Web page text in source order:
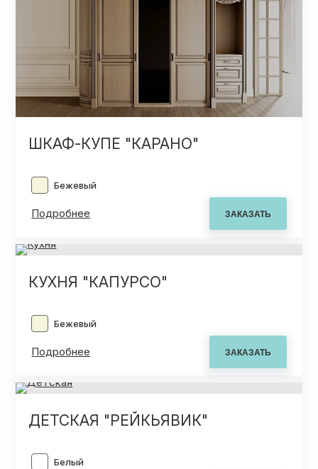
ШКАФ-КУПЕ "КАРАНО"
Бежевый
Подробнее
КУХНЯ "КАПУРСО"
Бежевый
Подробнее
ДЕТСКАЯ "РЕЙКЬЯВИК"
Белый
НАШЕ ПРОИЗВОДСТВО
ПОРТФОЛИО
ГАРАНТИИ
ОТЗЫВЫ
НОВОСТИ
БЛОГ О ДИЗАЙНЕ МЕБЕЛИ